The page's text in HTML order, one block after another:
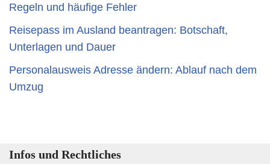
Regeln und häufige Fehler
Reisepass im Ausland beantragen: Botschaft,
Unterlagen und Dauer
Personalausweis Adresse ändern: Ablauf nach dem
Umzug
Infos und Rechtliches